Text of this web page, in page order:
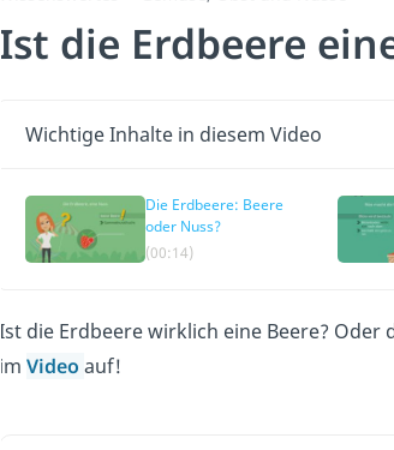
Ist die Erdbeere
Wichtige Inhalte in diesem Video
Die Erdbeere: Beere
oder Nuss?
(00:14)
Ist die Erdbeere wirklich eine Beere?
im Video auf!